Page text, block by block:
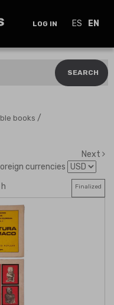
LOG IN ES EN
SEARCH
books /
Next
currencies
Finalized